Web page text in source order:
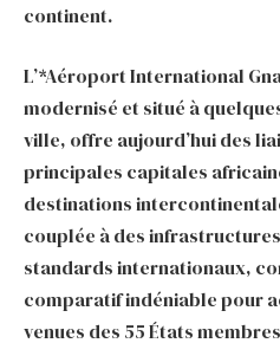
continent.
L’*Aéroport International
modernisé et situé à
ville, offre aujourd’hui des
principales capitales
destinations
couplée à des
standards internationaux,
comparatif indéniable pour
venues des 55 États membres